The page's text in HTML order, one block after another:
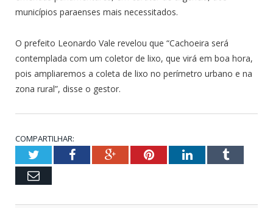
municípios paraenses mais necessitados.
O prefeito Leonardo Vale revelou que “Cachoeira será
contemplada com um coletor de lixo, que virá em boa hora,
pois ampliaremos a coleta de lixo no perímetro urbano e na
zona rural”, disse o gestor.
COMPARTILHAR:
TwitterFacebookGoogle+PinterestLinkedInTumblr
Email